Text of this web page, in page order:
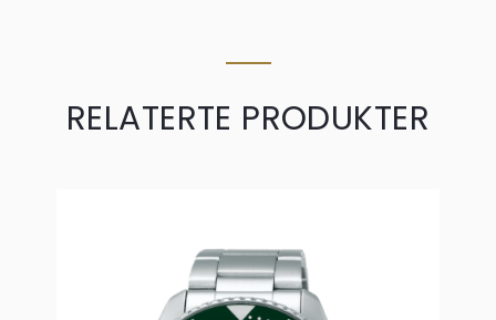
RELATERTE PRODUKTER